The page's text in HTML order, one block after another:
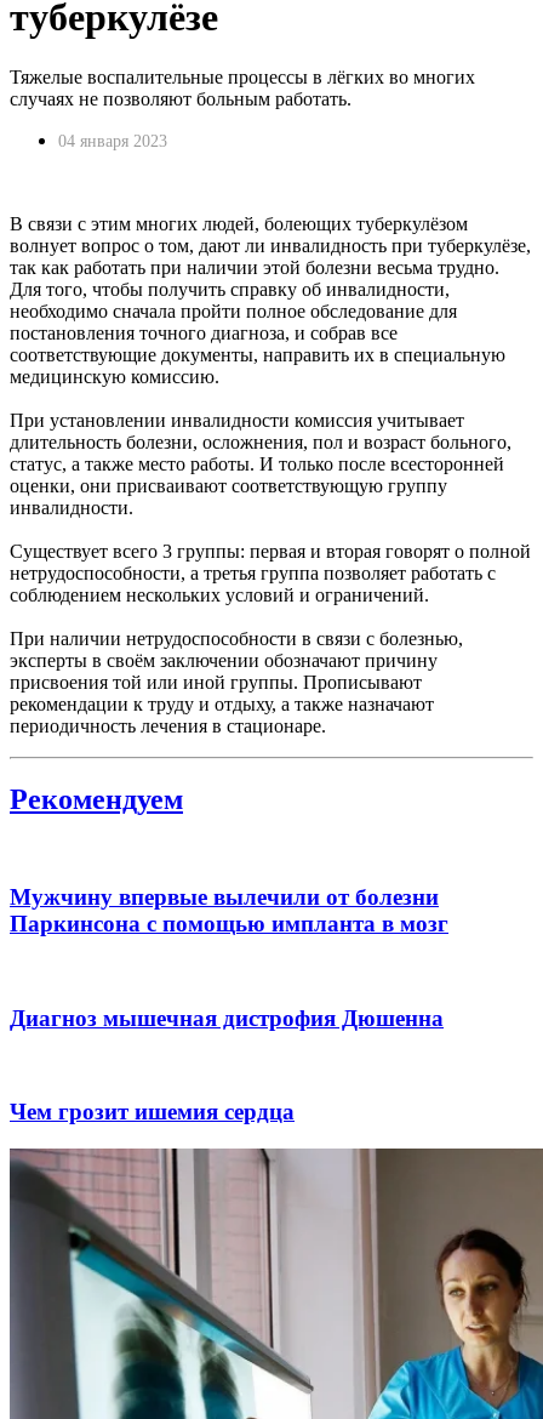
туберкулёзе
Тяжелые воспалительные процессы в лёгких во многих
случаях не позволяют больным работать.
04 января 2023
В связи с этим многих людей, болеющих туберкулёзом
волнует вопрос о том, дают ли инвалидность при туберкулёзе,
так как работать при наличии этой болезни весьма трудно.
Для того, чтобы получить справку об инвалидности,
необходимо сначала пройти полное обследование для
постановления точного диагноза, и собрав все
соответствующие документы, направить их в специальную
медицинскую комиссию.
При установлении инвалидности комиссия учитывает
длительность болезни, осложнения, пол и возраст больного,
статус, а также место работы. И только после всесторонней
оценки, они присваивают соответствующую группу
инвалидности.
Существует всего 3 группы: первая и вторая говорят о полной
нетрудоспособности, а третья группа позволяет работать с
соблюдением нескольких условий и ограничений.
При наличии нетрудоспособности в связи с болезнью,
эксперты в своём заключении обозначают причину
присвоения той или иной группы. Прописывают
рекомендации к труду и отдыху, а также назначают
периодичность лечения в стационаре.
Рекомендуем
Мужчину впервые вылечили от болезни
Паркинсона с помощью импланта в мозг
Диагноз мышечная дистрофия Дюшенна
Чем грозит ишемия сердца